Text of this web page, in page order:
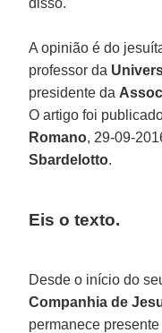
A opinião é do
professor da
presidente da
O artigo foi
Romano, 29-09-
Sbardelotto.
Eis o texto.
Desde o início do
Companhia de
permanece